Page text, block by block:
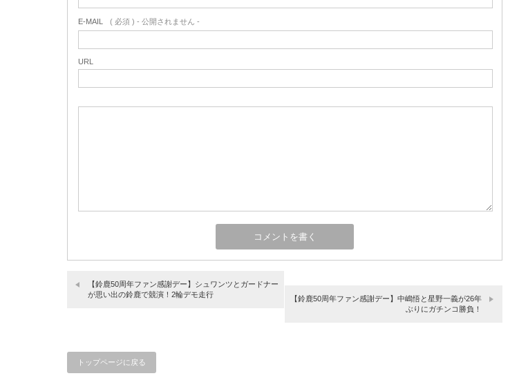
E-MAIL ( 必須 ) - 公開されません -
URL
【鈴鹿50周年ファン感謝デー】シュワンツとガードナー
が思い出の鈴鹿で競演！2輪デモ走行
【鈴鹿50周年ファン感謝デー】中嶋悟と星野一義が26年
ぶりにガチンコ勝負！
トップページに戻る